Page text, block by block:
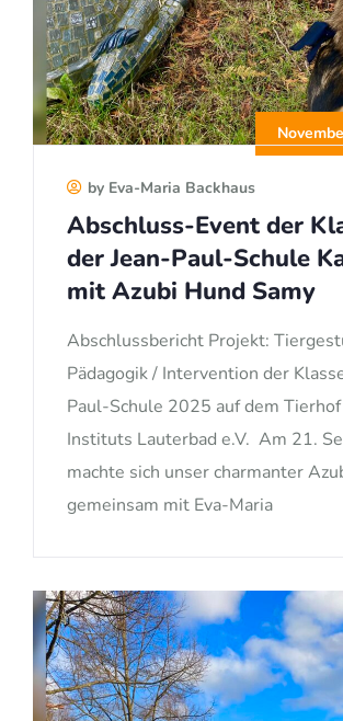
by Eva-Maria Backhaus
Abschluss-Event der
der Jean-Paul-Schule
mit Azubi Hund Samy
Abschlussbericht Projekt:
Pädagogik / Intervention der
Paul-Schule 2025 auf dem
Instituts Lauterbad e.V. Am 21.
machte sich unser charmanter
gemeinsam mit Eva-Maria